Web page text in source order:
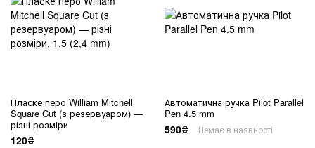
Пласке перо William Mitchell
Square Cut (з резервуаром) —
різні розміри
120₴
Автоматична ручка Pilot Parallel
Pen 4.5 mm
590₴ Немає в наявності